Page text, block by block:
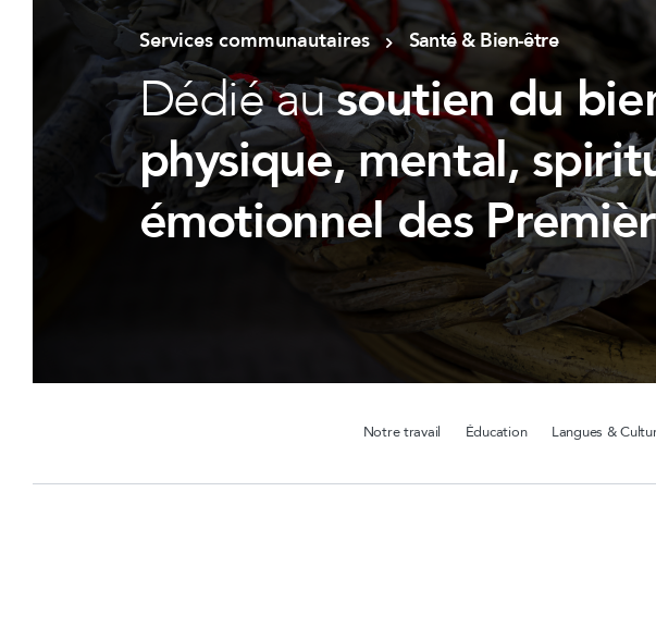
Services communautaires Santé & Bien-être
Dédié ausoutien du
physique, mental,
émotionnel des
Notre travail Éducation Langues &